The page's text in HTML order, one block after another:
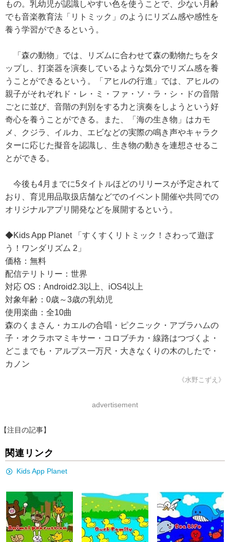
もの。乳幼児が認識しやすい色を使うことで、少ない月齢
でも音楽教育法「リトミック」のようにリズム感や感性を
養う学習ができるという。
「森の動物」では、リズムに合わせて森の動物たちをタ
ップし、打楽器を演奏しているような気分でリズム感を養
うことができるという。「アヒルの行進」では、アヒルの
親子がそれぞれド・レ・ミ・ファ・ソ・ラ・シ・ドの音階
ごとに並び、音階の判別をする力と演奏をしようという好
奇心を養うことができる。また、「海の生き物」はカモ
メ、クジラ、イルカ、エビなどの実際の鳴き声やキャラク
ターに応じた擬音を認識し、生き物の動きを連想させるこ
とができる。
今後も4月までに5タイトルほどのリリースが予定されて
おり、育児用品取扱店舗などでのイベント開催や共同での
オリジナルアプリ開発などを展開するという。
◆Kids App Planet 「すくすくリトミック！さわって遊ぼ
う！ワンダリズム 2」
価格：無料
配信テリトリー：世界
対応 OS：Android2.3以上、iOS4以上
対象年齢：0歳～3歳の乳幼児
使用楽曲：全10曲
森のくまさん・カエルの合唱・ピクニック・アブラハムの
子・オクラホマミキサー・コロブチカ・線路はつづくよ・
どこまでも・アルプス一万尺・大きなくりの木のしたで・
カノン
《水野こずえ》
advertisement
【注目の記事】
関連リンク
Kids App Planet